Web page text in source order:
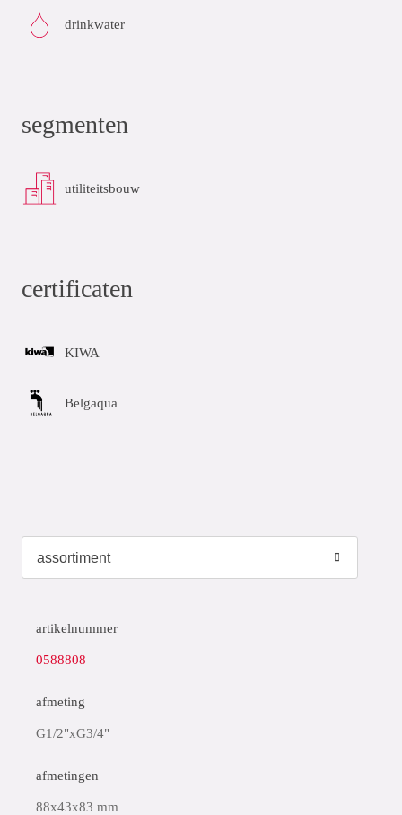
drinkwater
segmenten
utiliteitsbouw
certificaten
KIWA
Belgaqua
artikelnummer
0588808
afmeting
G1/2"xG3/4"
afmetingen
88x43x83 mm